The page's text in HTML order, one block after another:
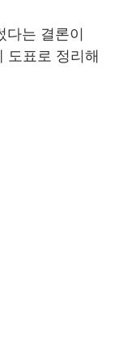
는 결론이
도표로 정리해